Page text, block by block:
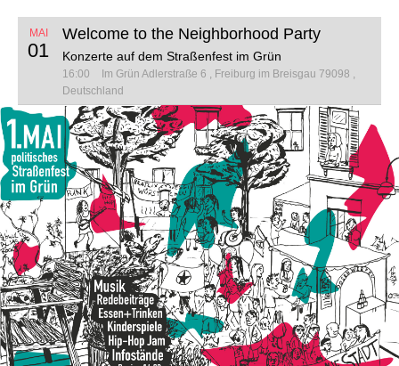
MAI
01
Welcome to the Neighborhood Party
Konzerte auf dem Straßenfest im Grün
16:00 Im Grün Adlerstraße 6
Freiburg im Breisgau 79098
Deutschland